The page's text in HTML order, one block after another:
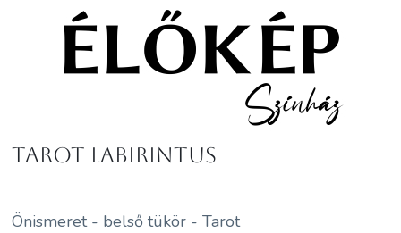
Tarot Labirintus
Önismeret - belső tükör - Tarot